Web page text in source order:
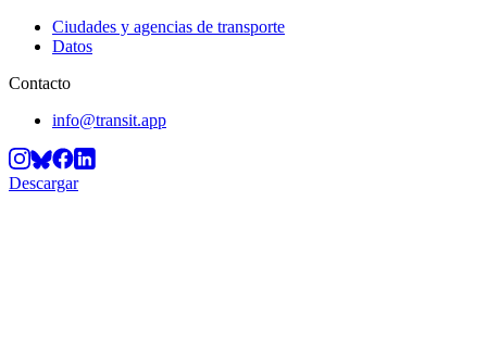
Ciudades y agencias de transporte
Datos
Contacto
info@transit.app
Descargar